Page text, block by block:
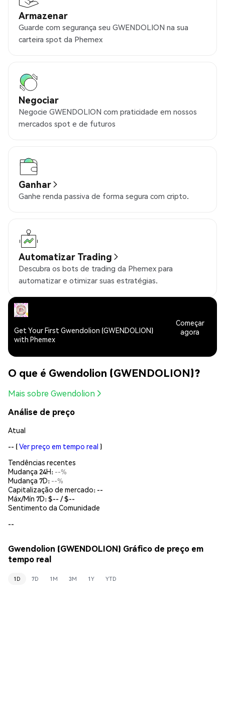
Armazenar
Guarde com segurança seu GWENDOLION na sua
carteira spot da Phemex
Negociar
Negocie GWENDOLION com praticidade em nossos
mercados spot e de futuros
Ganhar
Ganhe renda passiva de forma segura com cripto.
Automatizar Trading
Descubra os bots de trading da Phemex para
automatizar e otimizar suas estratégias.
Get Your First Gwendolion (GWENDOLION)
with Phemex
Começar
agora
O que é Gwendolion (GWENDOLION)?
Mais sobre Gwendolion
Análise de preço
Atual
-- (Ver preço em tempo real )
Tendências recentes
Mudança 24H: --%
Mudança 7D: --%
Capitalização de mercado: --
Máx/Mín 7D: $-- / $--
Sentimento da Comunidade
--
Gwendolion (GWENDOLION) Gráfico de preço em
tempo real
1D 7D 1M 3M 1Y YTD